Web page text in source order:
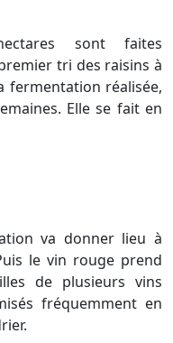
sont faites
tri des raisins à
fermentation réalisée,
Elle se fait en
va donner lieu à
le vin rouge prend
de plusieurs vins
fréquemment en